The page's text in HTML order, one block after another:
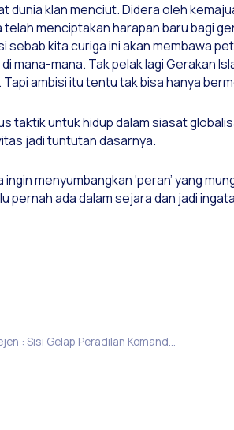
dunia klan menciut. Didera oleh
menciptakan harapan baru bagi
sebab kita curiga ini akan membawa
mana-mana. Tak pelak lagi Gerakan
ambisi itu tentu tak bisa hanya
taktik untuk hidup dalam siasat
jadi tuntutan dasarnya.
menyumbangkan ‘peran’ yang
pernah ada dalam sejara dan jadi